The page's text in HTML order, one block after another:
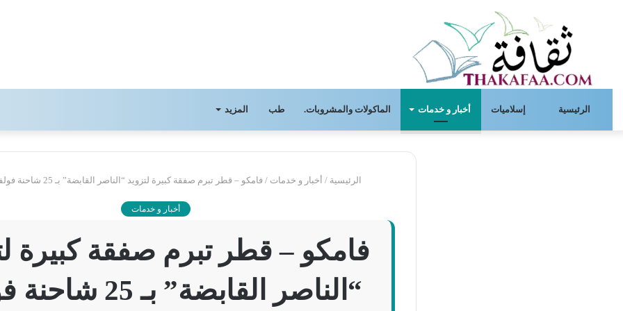
الرئيسية إسلاميات أخبار و خدمات الماكولات والمشروبات. طب المزيد
الرئيسية / أخبار و خدمات / فامكو – قطر تبرم صفقة كبيرة لتزويد “الناصر القابضة” بـ 25 شاحنة فولفو FMX460 4×2
أخبار و خدمات
فامكو – قطر تبرم صفقة كبيرة
“الناصر القابضة” بـ